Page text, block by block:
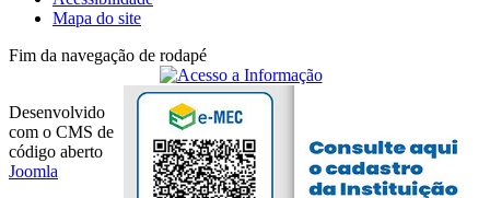
Mapa do site
Fim da navegação de rodapé
Desenvolvido
com o CMS de
código aberto
Joomla